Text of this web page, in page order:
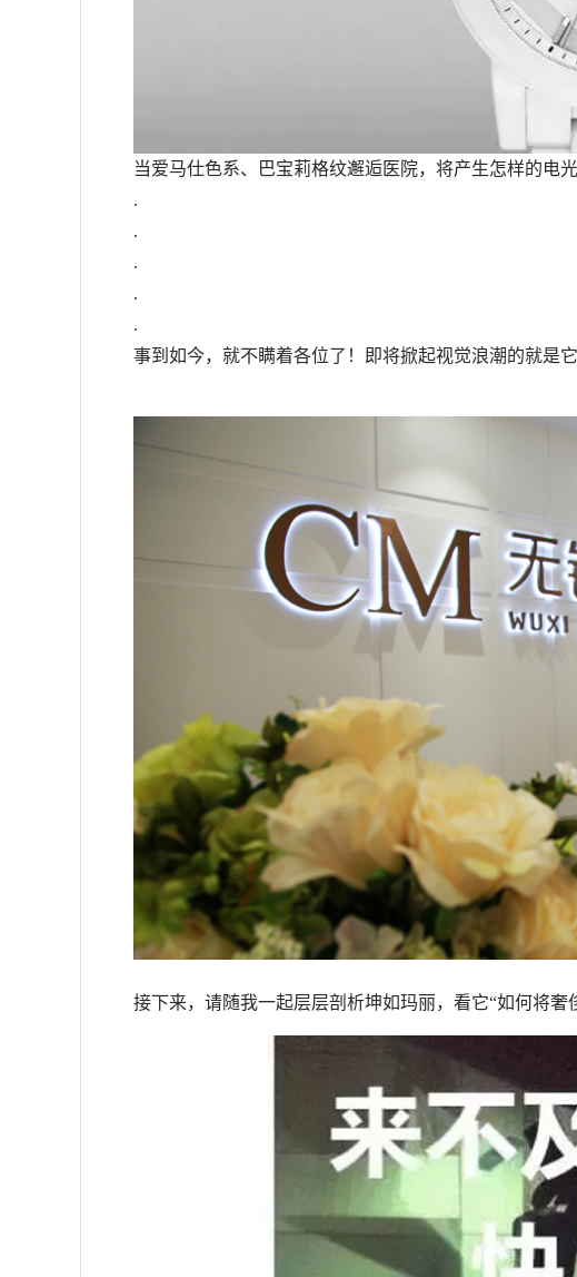
当爱马仕色系、巴宝莉格纹邂逅医院，将产生怎样的电
.
.
.
.
.
事到如今，就不瞒着各位了！即将掀起视觉浪潮的就是
接下来，请随我一起层层剖析坤如玛丽，看它“如何将奢